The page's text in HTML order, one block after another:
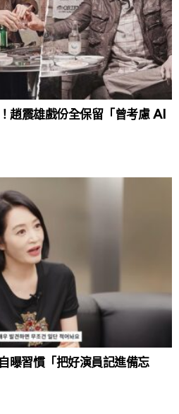
趙震雄戲份全保留「曾考慮 AI
曝習慣「把好演員記進備忘